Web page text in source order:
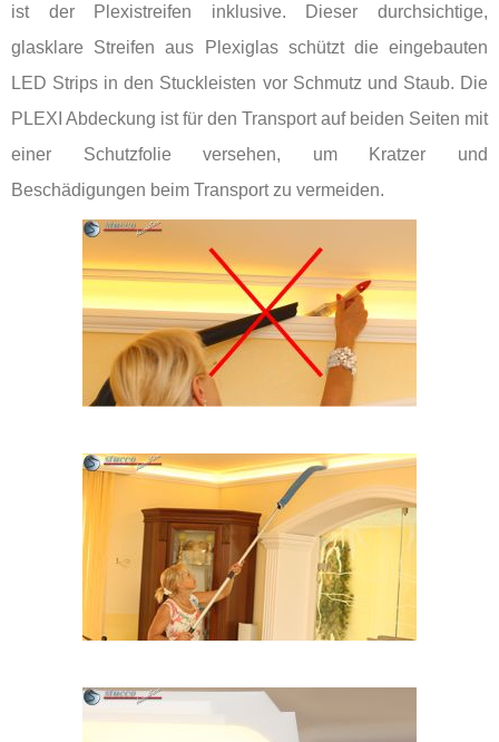
ist der Plexistreifen inklusive. Dieser durchsichtige,
glasklare Streifen aus Plexiglas schützt die eingebauten
LED Strips in den Stuckleisten vor Schmutz und Staub. Die
PLEXI Abdeckung ist für den Transport auf beiden Seiten mit
einer Schutzfolie versehen, um Kratzer und
Beschädigungen beim Transport zu vermeiden.